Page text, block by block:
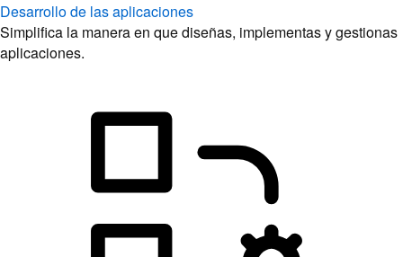
Desarrollo de las aplicaciones
Simplifica la manera en que diseñas, implementas y gestionas
aplicaciones.